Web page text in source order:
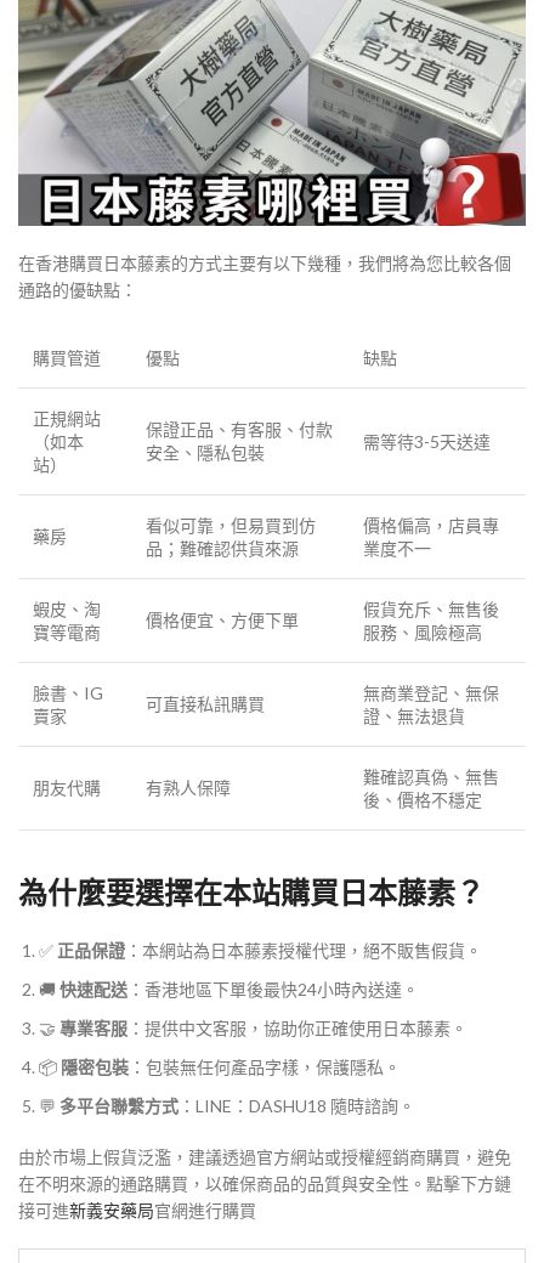
在香港購買日本藤素的方式主要有以下幾種，我們將為您比較各個
通路的優缺點：
購買管道 優點 缺點
正規網站
（如本
站）
保證正品、有客服、付款
安全、隱私包裝
需等待3-5天送達
藥房
看似可靠，但易買到仿
品；難確認供貨來源
價格偏高，店員專
業度不一
蝦皮、淘
寶等電商
價格便宜、方便下單
假貨充斥、無售後
服務、風險極高
臉書、IG
賣家
可直接私訊購買
無商業登記、無保
證、無法退貨
朋友代購 有熟人保障
難確認真偽、無售
後、價格不穩定
為什麼要選擇在本站購買日本藤素？
✅ 正品保證 ：本網站為日本藤素授權代理，絕不販售假貨。
🚚 快速配送 ：香港地區下單後最快24小時內送達。
🤝 專業客服 ：提供中文客服，協助你正確使用日本藤素。
📦 隱密包裝 ：包裝無任何產品字樣，保護隱私。
💬 多平台聯繫方式 ：LINE：DASHU18 隨時諮詢。
由於市場上假貨泛濫，建議透過官方網站或授權經銷商購買，避免
在不明來源的通路購買，以確保商品的品質與安全性。點擊下方鏈
接可進新義安藥局官網進行購買